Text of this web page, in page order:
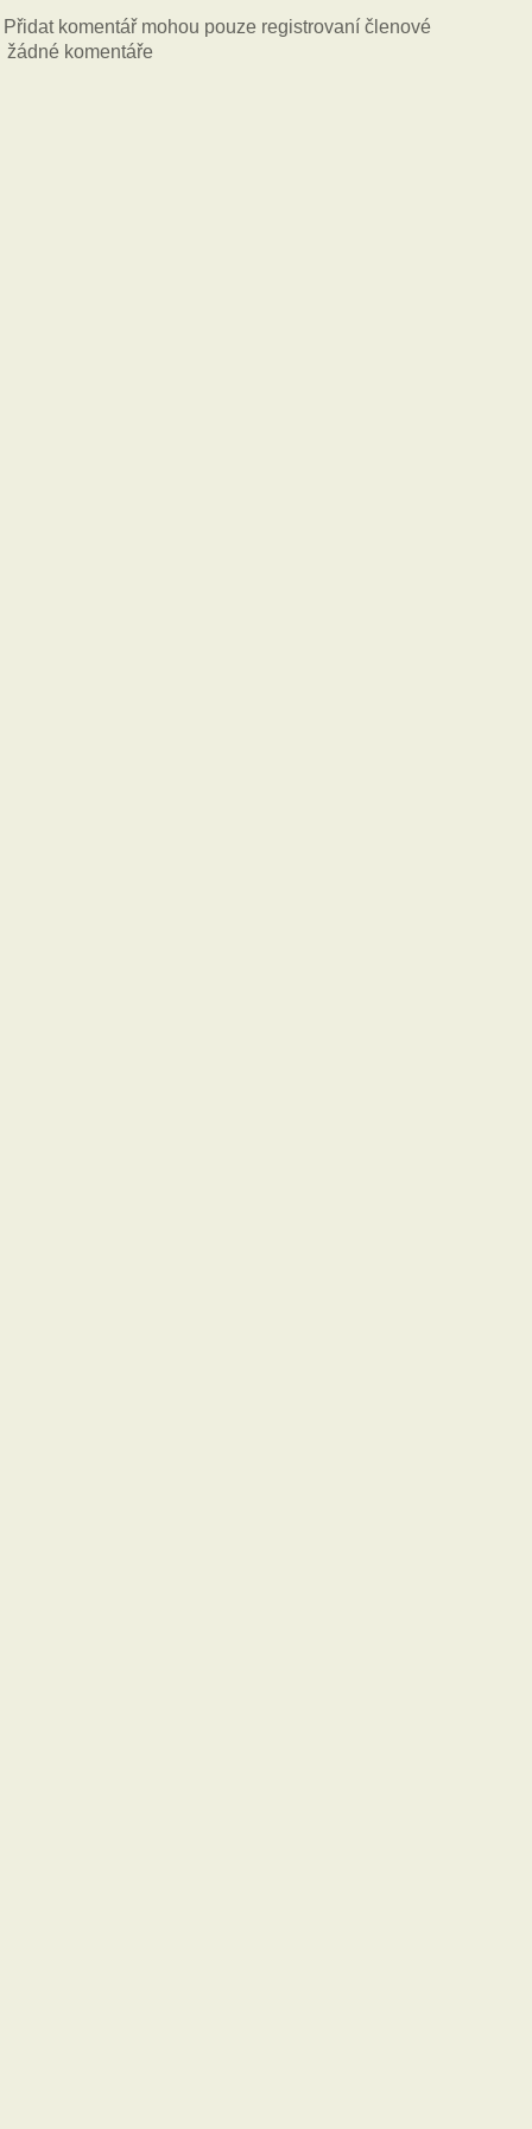
Přidat komentář mohou pouze registrovaní členové
žádné komentáře